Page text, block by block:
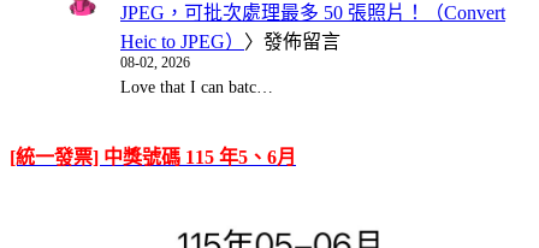
JPEG，可批次處理最多 50 張照片！（Convert
Heic to JPEG） 〉發佈留言
08-02, 2026
Love that I can batc…
[統一發票] 中獎號碼 115 年5、6月